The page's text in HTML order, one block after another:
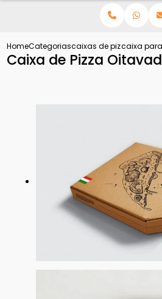
HomeCategoriascaixas de pizzacaixa
Caixa de Pizza